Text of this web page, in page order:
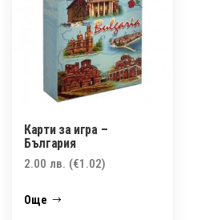
Карти за игра –
България
2.00 лв. (€1.02)
Още